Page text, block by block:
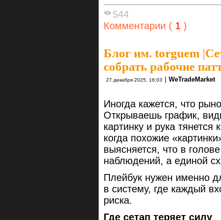
544
Комментарии ( 1 )
Блог им. torguem |
собрать рабочие
27 декабря 2025, 16:03 WeTradeMarket
Иногда кажется, что
Открываешь график,
картинку и рука
когда похожие
выясняется, что в
наблюдений, а единой
Плейбук нужен именно
в систему, где каждый
риска.
Где сетап теряет силу